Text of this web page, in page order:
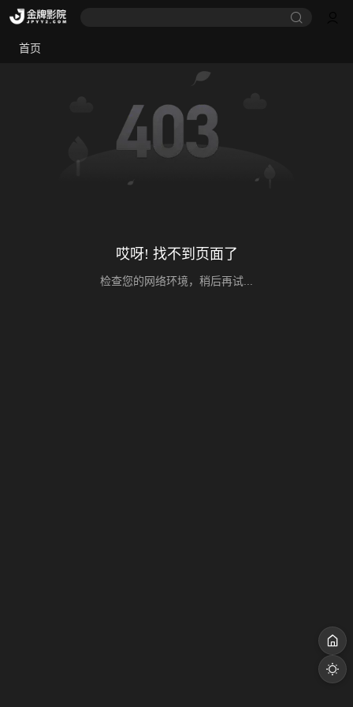
首页
哎呀! 找不到页面了
检查您的网络环境，稍后再试...